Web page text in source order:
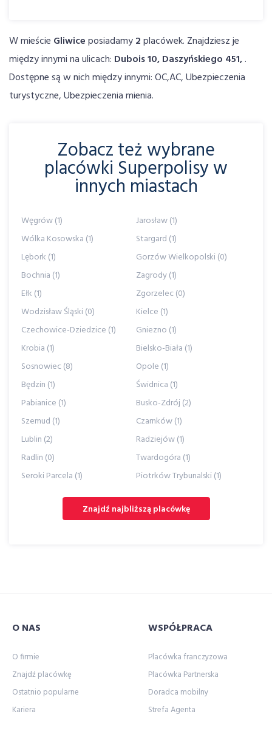
W mieście Gliwiceposiadamy2placówek. Znajdziesz je
między innymi na ulicach: Dubois 10, Daszyńskiego 451,.
Dostępne są w nich między innymi: OC,AC, Ubezpieczenia
turystyczne, Ubezpieczenia mienia.
Zobacz też wybrane
placówki Superpolisy w
innych miastach
Węgrów (1)
Jarosław (1)
Wólka Kosowska (1)
Stargard (1)
Lębork (1)
Gorzów Wielkopolski (0)
Bochnia (1)
Zagrody (1)
Ełk (1)
Zgorzelec (0)
Wodzisław Śląski (0)
Kielce (1)
Czechowice-Dziedzice (1)
Gniezno (1)
Krobia (1)
Bielsko-Biała (1)
Sosnowiec (8)
Opole (1)
Będzin (1)
Świdnica (1)
Pabianice (1)
Busko-Zdrój (2)
Szemud (1)
Czarnków (1)
Lublin (2)
Radziejów (1)
Radlin (0)
Twardogóra (1)
Seroki Parcela (1)
Piotrków Trybunalski (1)
Znajdź najbliższą placówkę
O NAS
O firmie
Znajdź placówkę
Ostatnio popularne
Kariera
WSPÓŁPRACA
Placówka franczyzowa
Placówka Partnerska
Doradca mobilny
Strefa Agenta